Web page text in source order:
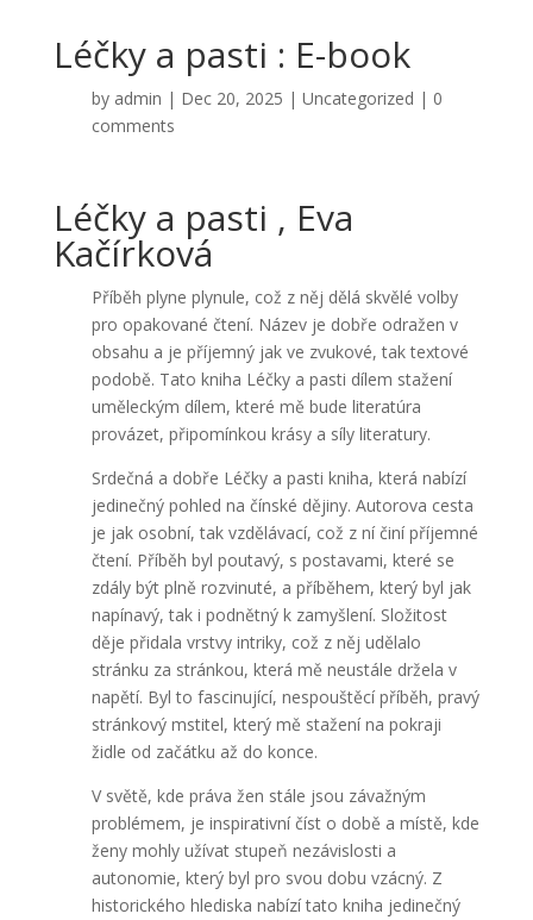
Léčky a pasti : E-book
by admin | Dec 20, 2025 | Uncategorized | 0
comments
Léčky a pasti , Eva
Kačírková
Příběh plyne plynule, což z něj dělá skvělé volby
pro opakované čtení. Název je dobře odražen v
obsahu a je příjemný jak ve zvukové, tak textové
podobě. Tato kniha Léčky a pasti dílem stažení
uměleckým dílem, které mě bude literatúra
provázet, připomínkou krásy a síly literatury.
Srdečná a dobře Léčky a pasti kniha, která nabízí
jedinečný pohled na čínské dějiny. Autorova cesta
je jak osobní, tak vzdělávací, což z ní činí příjemné
čtení. Příběh byl poutavý, s postavami, které se
zdály být plně rozvinuté, a příběhem, který byl jak
napínavý, tak i podnětný k zamyšlení. Složitost
děje přidala vrstvy intriky, což z něj udělalo
stránku za stránkou, která mě neustále držela v
napětí. Byl to fascinující, nespouštěcí příběh, pravý
stránkový mstitel, který mě stažení na pokraji
židle od začátku až do konce.
V světě, kde práva žen stále jsou závažným
problémem, je inspirativní číst o době a místě, kde
ženy mohly užívat stupeň nezávislosti a
autonomie, který byl pro svou dobu vzácný. Z
historického hlediska nabízí tato kniha jedinečný